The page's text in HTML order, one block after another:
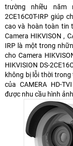
trường nhiều năm
2CE16C0T-IRP giúp
cao và hoàn toàn tin
Camera HIKVISON ,
IRP là một trong
cho Camera
HIKVISION DS-
không bị lỗi thời
của CAMERA HD-
được nhu cầu hình